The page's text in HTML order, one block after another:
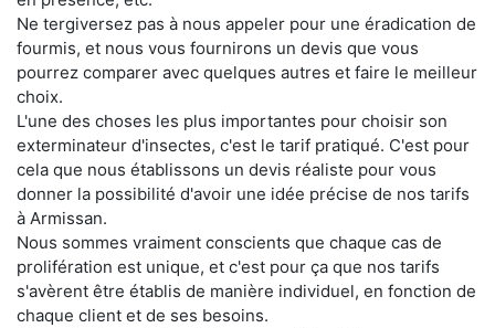
Ne tergiversez pas à nous appeler pour une éradication de
fourmis, et nous vous fournirons un devis que vous
pourrez comparer avec quelques autres et faire le meilleur
choix.
L'une des choses les plus importantes pour choisir son
exterminateur d'insectes, c'est le tarif pratiqué. C'est pour
cela que nous établissons un devis réaliste pour vous
donner la possibilité d'avoir une idée précise de nos tarifs
à Armissan.
Nous sommes vraiment conscients que chaque cas de
prolifération est unique, et c'est pour ça que nos tarifs
s'avèrent être établis de manière individuel, en fonction de
chaque client et de ses besoins.